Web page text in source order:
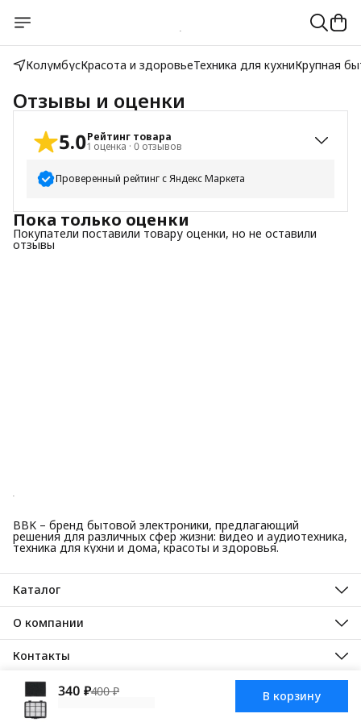
КолумбусКрасота и здоровьеТехника для кухниКрупная
Отзывы и оценки
5.0Рейтинг товара
1 оценка · 0 отзывов
Проверенный рейтинг с Яндекс Маркета
5 звёзд
1
4 звезды
Пока только оценки
Покупатели поставили товару оценки, но не оставили
отзывы
340 ₽400 ₽ В корзину
BBK – бренд бытовой электроники, предлагающий
решения для различных сфер жизни: видео и аудиотехника,
техника для кухни и дома, красоты и здоровья.
Каталог
Красота и здоровье
Техника для кухни
Техника для дома
ТВ, аудио, видео
О компании
О нас
Гарантийные обязательства
Контакты
125445, город Москва, Ленинградское шоссе, дом 65, стр. 3
Телефон
8 (495) 587-40-82
Режим работы
АО Торговый дом ББК, 2025 ОплатаПравила